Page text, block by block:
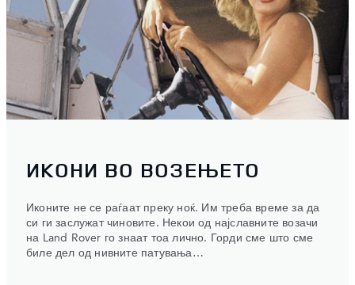
ИКОНИ ВО ВОЗЕЊЕТО
Иконите не се раѓаат преку ноќ. Им треба време за да
си ги заслужат чиновите. Некои од најславните возачи
на Land Rover го знаат тоа лично. Горди сме што сме
биле дел од нивните патувања…